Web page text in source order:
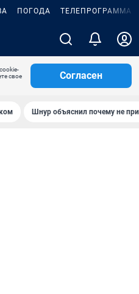
ПОГОДА ТЕЛЕПРОГРАММА
свое
Согласен
Шнур объяснил почему не